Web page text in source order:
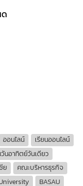
ออนไลน์
เรียนออนไลน์
วันอาทิตย์วันเดียว
ย
คณะบริหารธุรกิจ
BASAU